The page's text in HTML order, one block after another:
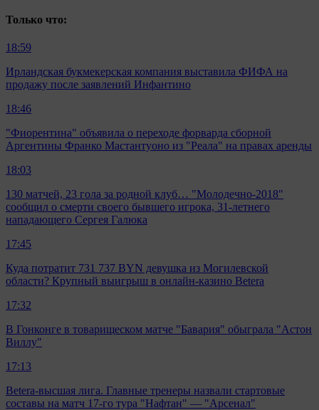
Только что:
18:59
Ирландская букмекерская компания выставила ФИФА на
продажу после заявлений Инфантино
18:46
"Фиорентина" объявила о переходе форварда сборной
Аргентины Франко Мастантуоно из "Реала" на правах аренды
18:03
130 матчей, 23 гола за родной клуб… "Молодечно-2018"
сообщил о смерти своего бывшего игрока, 31-летнего
нападающего Сергея Галюка
17:45
Куда потратит 731 737 BYN девушка из Могилевской
области? Крупный выигрыш в онлайн-казино Betera
17:32
В Гонконге в товарищеском матче "Бавария" обыграла "Астон
Виллу"
17:13
Betera-высшая лига. Главные тренеры назвали стартовые
составы на матч 17-го тура "Нафтан" — "Арсенал"